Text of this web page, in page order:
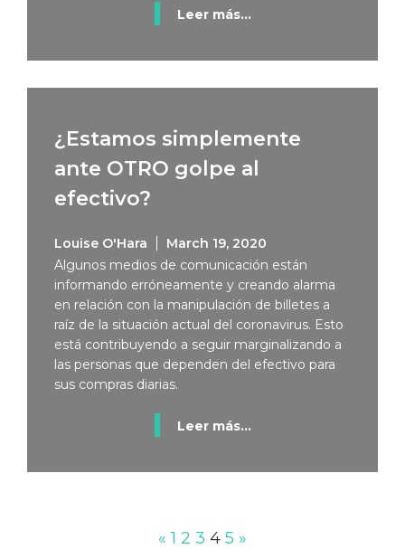
Leer más...
¿Estamos simplemente
ante OTRO golpe al
efectivo?
Louise O'Hara
March 19, 2020
Algunos medios de comunicación están
informando erróneamente y creando alarma
en relación con la manipulación de billetes a
raíz de la situación actual del coronavirus. Esto
está contribuyendo a seguir marginalizando a
las personas que dependen del efectivo para
sus compras diarias.
Leer más...
« 1 2 3 4 5 »